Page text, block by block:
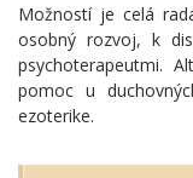
Možností je celá
osobný rozvoj, k
psychoterapeutmi.
pomoc u
ezoterike.